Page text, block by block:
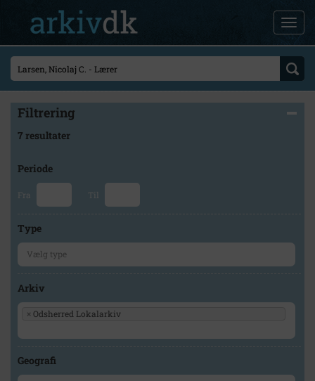
Filtrering
7 resultater
Periode
Fra Til
Type
Arkiv
× Odsherred Lokalarkiv
Geografi